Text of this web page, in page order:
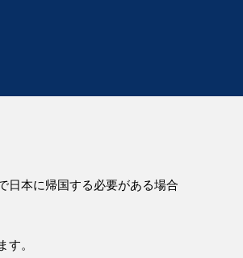
日本に帰国する必要がある場合
。